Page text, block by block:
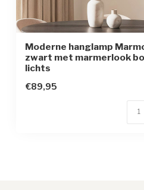
Moderne hanglamp
zwart met marmerlook
lichts
€89,95